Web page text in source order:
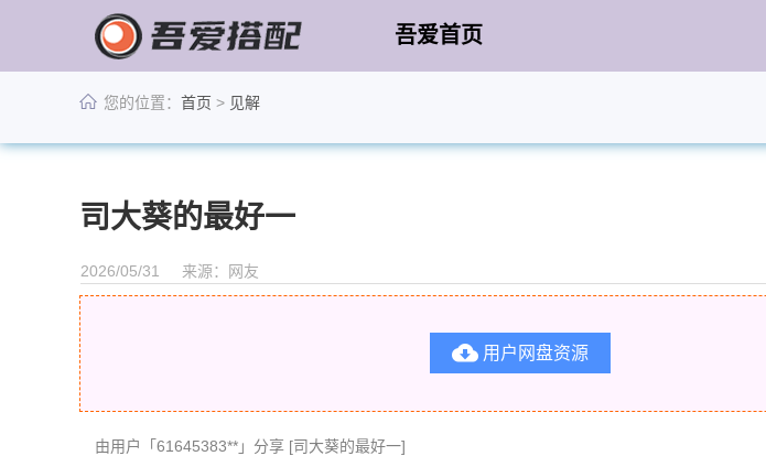
吾爱首页
您的位置： 首页 > 见解
司大葵的最好一
2026/05/31 来源：网友
 用户网盘资源
由用户「61645383**」分享 [司大葵的最好一]